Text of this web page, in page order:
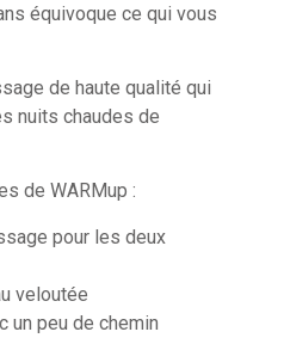
équivoque ce qui vous
de haute qualité qui
nuits chaudes de
de WARMup :
pour les deux
veloutée
un peu de chemin